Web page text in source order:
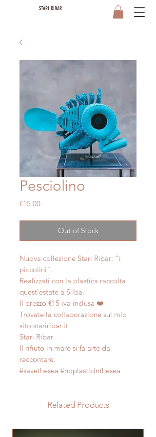
STARI RIBAR
Pesciolino
€15.00Price
Out of Stock
Nuova collezione Stari Ribar: "i
piccolini".
Realizzati con la plastica raccolta
quest'estate a Silba.
Il prezzo €15 iva inclusa ❤️
Trovate la collaborazione sul mio
sito stariribar.it
Stari Ribar
Il rifiuto in mare si fa arte da
raccontare.
#savethesea #noplasticinthesea
Related Products